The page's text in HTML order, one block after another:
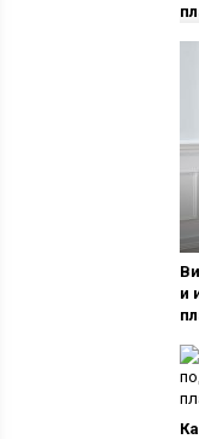
и